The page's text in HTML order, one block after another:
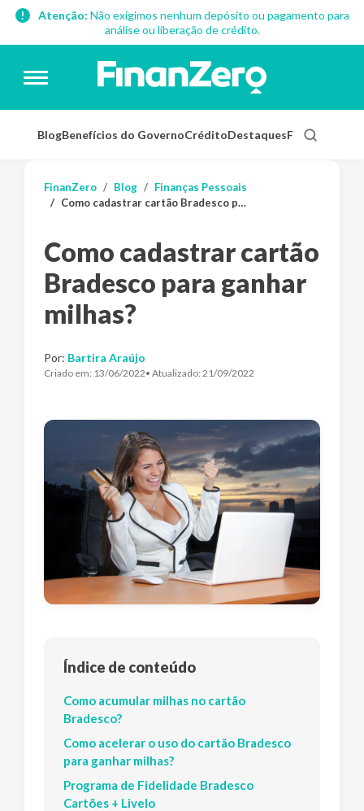
Atenção: Não exigimos nenhum depósito ou pagamento para
análise ou liberação de crédito.
BlogBenefícios do GovernoCréditoDestaquesFinanças
FinanZero Blog
Finanças Pessoais
Como cadastrar cartão Bradesco para ganhar milhas?
Como cadastrar cartão
Bradesco para ganhar
milhas?
Por: Bartira Araújo
Criado em: 13/06/2022• Atualizado: 21/09/2022
Índice de conteúdo
Como acumular milhas no cartão
Bradesco?
Como acelerar o uso do cartão Bradesco
para ganhar milhas?
Programa de Fidelidade Bradesco
Cartões + Livelo